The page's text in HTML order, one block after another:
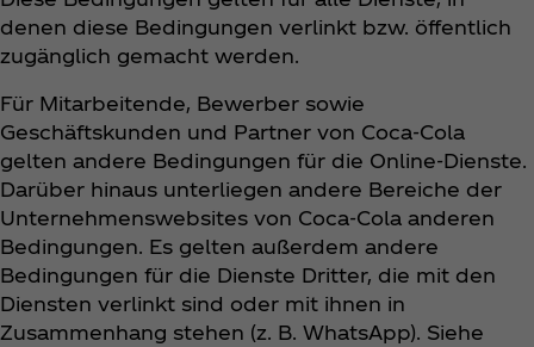
denen diese Bedingungen verlinkt bzw. öffentlich
zugänglich gemacht werden.
Für Mitarbeitende, Bewerber sowie
Geschäftskunden und Partner von Coca‑Cola
gelten andere Bedingungen für die Online-Dienste.
Darüber hinaus unterliegen andere Bereiche der
Unternehmenswebsites von Coca‑Cola anderen
Bedingungen. Es gelten außerdem andere
Bedingungen für die Dienste Dritter, die mit den
Diensten verlinkt sind oder mit ihnen in
Zusammenhang stehen (z. B. WhatsApp). Siehe